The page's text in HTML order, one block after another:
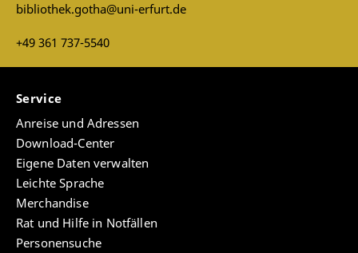
bibliothek.gotha@uni-erfurt.de
+49 361 737-5540
Service
Anreise und Adressen
Download-Center
Eigene Daten verwalten
Leichte Sprache
Merchandise
Rat und Hilfe in Notfällen
Personensuche